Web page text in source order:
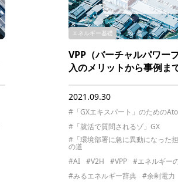
エネルギー基礎
VPP（バーチャルパワー
入のメリットから事例ま
2021.09.30
#「GXエキスパート」のための
#「就活で質問されるゾ」GX
#「環境部署に急に異動になった
の道
#AI
#V2H #VPP #エネルギー
#みるエネルギー辞典
#余剰電力